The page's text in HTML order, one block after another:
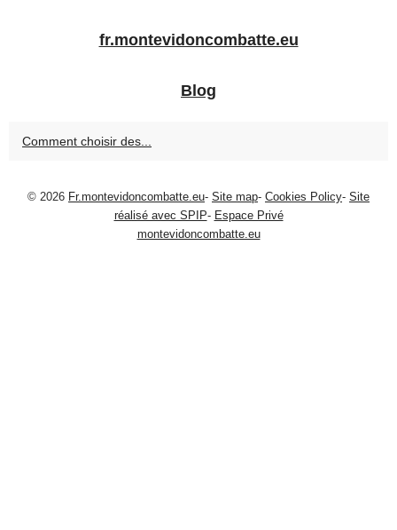
fr.montevidoncombatte.eu
Blog
Comment choisir des...
© 2026 Fr.montevidoncombatte.eu- Site map- Cookies Policy- Site
réalisé avec SPIP- Espace Privé
montevidoncombatte.eu